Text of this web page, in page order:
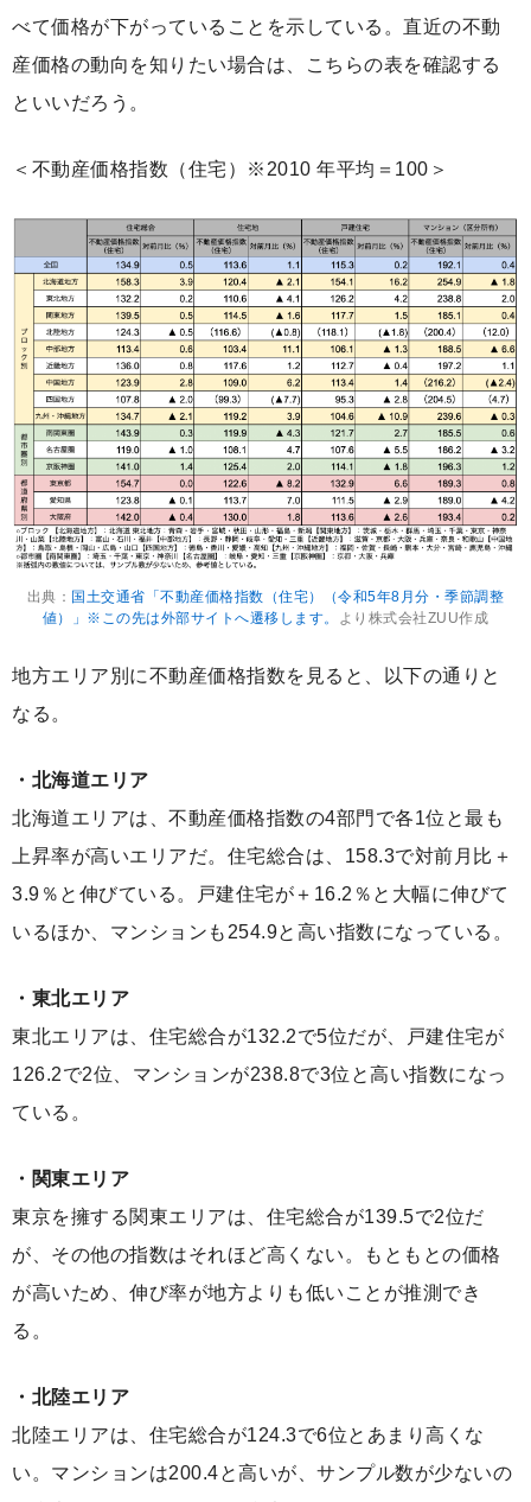
べて価格が下がっていることを示している。直近の不動
産価格の動向を知りたい場合は、こちらの表を確認する
といいだろう。
＜不動産価格指数（住宅）※2010 年平均＝100＞
出典： 国土交通省「不動産価格指数（住宅）（令和5年8月分・季節調整
値）」※この先は外部サイトへ遷移します。
より株式会社ZUU作成
地方エリア別に不動産価格指数を見ると、以下の通りと
なる。
・北海道エリア
北海道エリアは、不動産価格指数の4部門で各1位と最も
上昇率が高いエリアだ。住宅総合は、158.3で対前月比＋
3.9％と伸びている。戸建住宅が＋16.2％と大幅に伸びて
いるほか、マンションも254.9と高い指数になっている。
・東北エリア
東北エリアは、住宅総合が132.2で5位だが、戸建住宅が
126.2で2位、マンションが238.8で3位と高い指数になっ
ている。
・関東エリア
東京を擁する関東エリアは、住宅総合が139.5で2位だ
が、その他の指数はそれほど高くない。もともとの価格
が高いため、伸び率が地方よりも低いことが推測でき
る。
・北陸エリア
北陸エリアは、住宅総合が124.3で6位とあまり高くな
い。マンションは200.4と高いが、サンプル数が少ないの